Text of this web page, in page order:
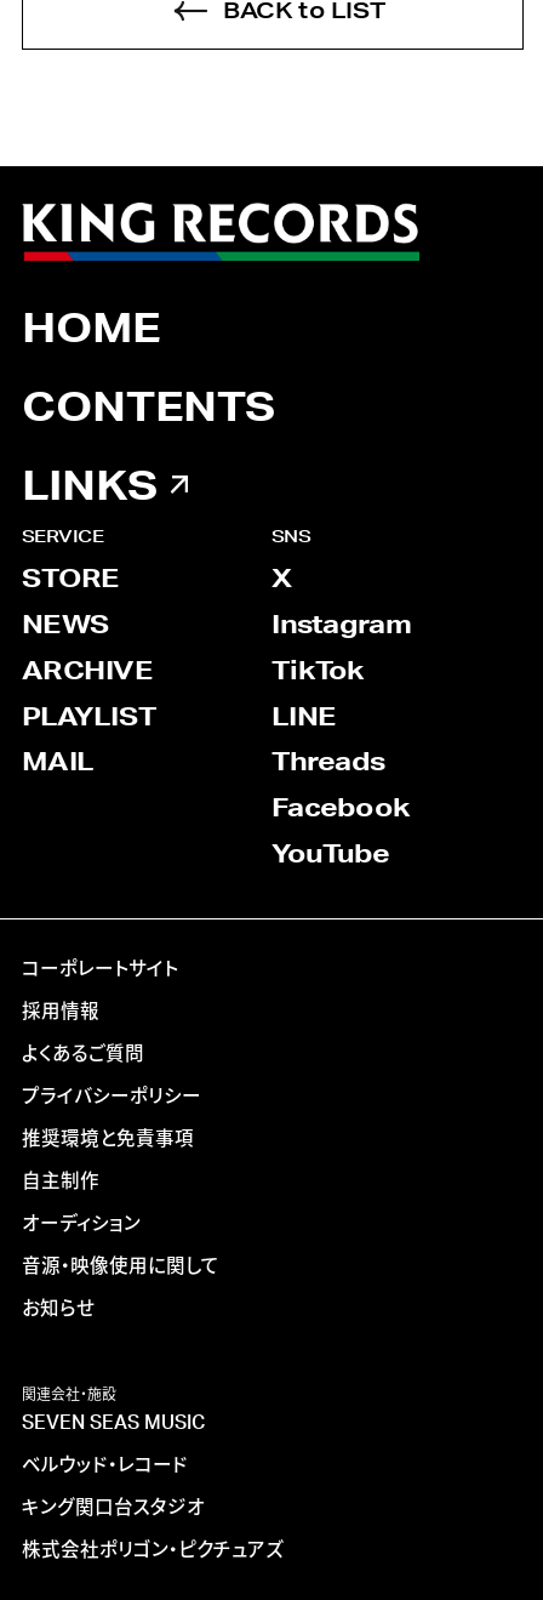
BACK to LIST
HOME
CONTENTS
LINKS
SERVICE
STORE
NEWS
ARCHIVE
PLAYLIST
MAIL
SNS
X
Instagram
TikTok
LINE
Threads
Facebook
YouTube
コーポレートサイト
採用情報
よくあるご質問
プライバシーポリシー
推奨環境と免責事項
自主制作
オーディション
音源・映像使用に関して
お知らせ
関連会社・施設
SEVEN SEAS MUSIC
ベルウッド・レコード
キング関口台スタジオ
株式会社ポリゴン・ピクチュアズ